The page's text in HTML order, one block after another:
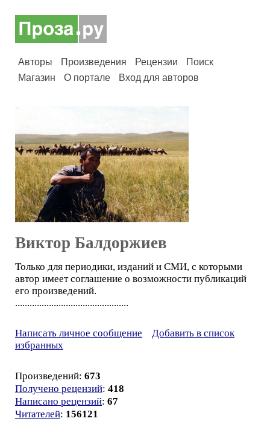
Авторы Произведения Рецензии
Поиск
Магазин
О портале Вход для авторов
Виктор Балдоржиев
Только для периодики, изданий и СМИ, с которыми
автор имеет соглашение о возможности публикаций
его произведений.
...............................................
Написать личное сообщение
Добавить в список
избранных
Произведений: 673
Получено рецензий: 418
Написано рецензий: 67
Читателей: 156121